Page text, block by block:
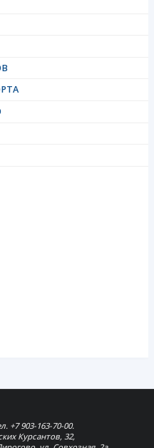
+7 903-163-70-00.
Курсантов, 32,